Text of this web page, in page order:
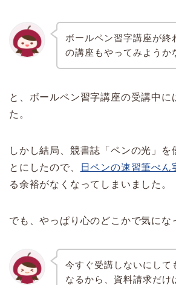
ボールペン習字講座が終
の講座もやってみようか
と、ボールペン習字講座の受講中に
た。
しかし結局、競書誌「ペンの光」を
とにしたので、
日ペンの速習筆ぺん
る余裕がなくなってしまいました。
でも、やっぱり心のどこかで気にな
今すぐ受講しないにして
なるから、資料請求だけ